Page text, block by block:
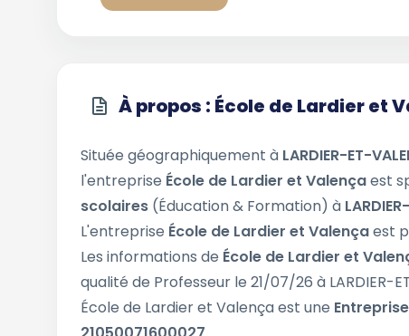
À propos : École de Lardier et
Située géographiquement à LARDIER-ET-
l'entreprise École de Lardier et Valençaest
scolaires (Éducation & Formation) à
L'entreprise École de Lardier et Valençaest
Les informations de École de Lardier et
qualité de Professeur le 21/07/26 à LARDIER-
École de Lardier et Valença est une